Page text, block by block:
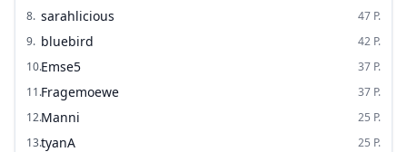
8. sarahlicious 47 P.
9. bluebird 42 P.
10.Emse5 37 P.
11.Fragemoewe 37 P.
12.Manni 25 P.
13.tyanA 25 P.